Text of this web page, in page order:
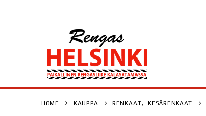
HOME KAUPPA RENKAAT, KESÄRENKAAT